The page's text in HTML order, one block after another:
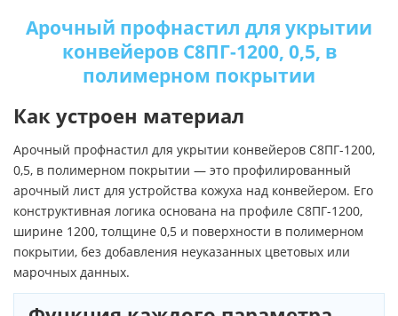
Арочный профнастил для укрытии
конвейеров С8ПГ-1200, 0,5, в
полимерном покрытии
Как устроен материал
Арочный профнастил для укрытии конвейеров С8ПГ-1200,
0,5, в полимерном покрытии — это профилированный
арочный лист для устройства кожуха над конвейером. Его
конструктивная логика основана на профиле С8ПГ-1200,
ширине 1200, толщине 0,5 и поверхности в полимерном
покрытии, без добавления неуказанных цветовых или
марочных данных.